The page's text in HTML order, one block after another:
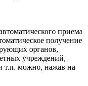
приема
получение
органов,
учреждений,
т.п. можно, нажав на